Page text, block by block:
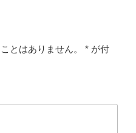
とはありません。 * が付